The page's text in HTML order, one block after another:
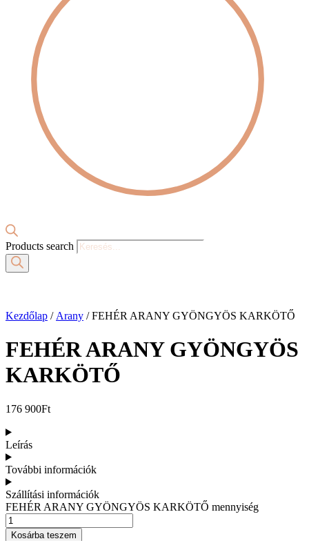
Products search
Kezdőlap / Arany / FEHÉR ARANY GYÖNGYÖS KARKÖTŐ
FEHÉR ARANY GYÖNGYÖS
KARKÖTŐ
176 900Ft
Leírás
További információk
Szállítási információk
FEHÉR ARANY GYÖNGYÖS KARKÖTŐ mennyiség
Kosárba teszem